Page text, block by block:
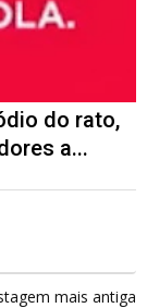
do rato,
a...
mais antiga